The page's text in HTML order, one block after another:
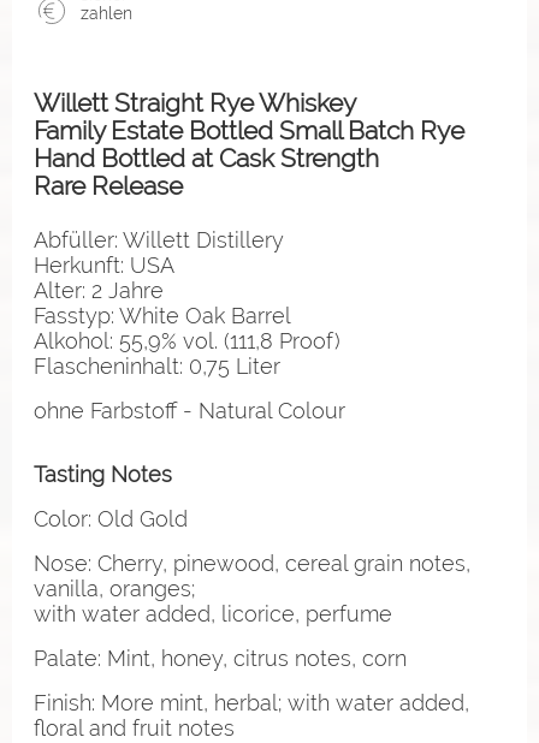
zahlen
Willett Straight Rye Whiskey
Family Estate Bottled Small Batch Rye
Hand Bottled at Cask Strength
Rare Release
Abfüller: Willett Distillery
Herkunft: USA
Alter: 2 Jahre
Fasstyp: White Oak Barrel
Alkohol: 55,9% vol. (111,8 Proof)
Flascheninhalt: 0,75 Liter
ohne Farbstoff - Natural Colour
Tasting Notes
Color: Old Gold
Nose: Cherry, pinewood, cereal grain notes,
vanilla, oranges;
with water added, licorice, perfume
Palate: Mint, honey, citrus notes, corn
Finish: More mint, herbal; with water added,
floral and fruit notes